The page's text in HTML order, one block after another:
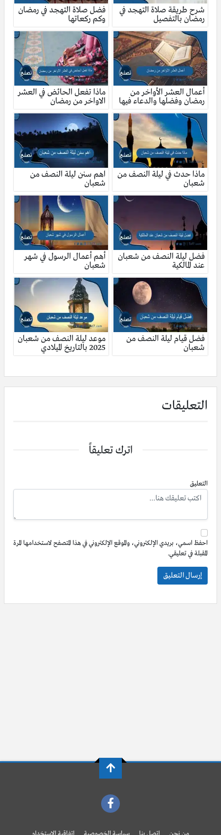
شرح طريقة صلاة التهجد في
رمضان بالتفصيل
فضل صلاة التهجد في رمضان
وكم ركعاتها
أعمال العشر الأواخر من
رمضان وفضلها والدعاء فيها
ماذا تفعل الحائض في العشر
الاواخر من رمضان
ماذا حدث في ليلة النصف من
شعبان
اهم سنن ليلة النصف من
شعبان
فضل ليلة النصف من شعبان
عند المالكية
أهم أعمال الرسول في شهر
شعبان
فضل قيام ليلة النصف من
شعبان
موعد ليلة النصف من شعبان
2025 بالتاريخ الميلادي
التعليقات
اترك تعليقاً
التعليق
احفظ اسمي، بريدي الإلكتروني، والموقع الإلكتروني في هذا المتصفح لاستخدامها المرة
المقبلة في تعليقي.